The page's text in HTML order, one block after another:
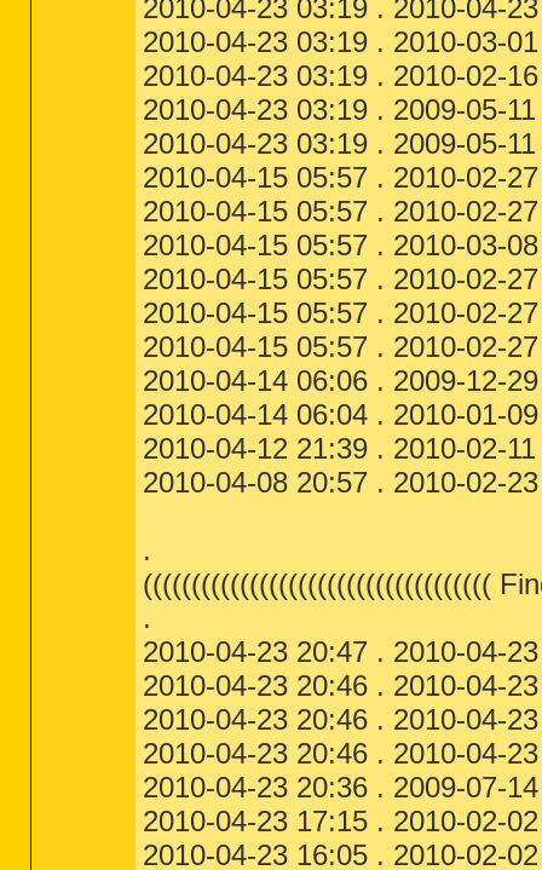
2010-04-23 03:19 . 2010-04-
2010-04-23 03:19 . 2010-03-
2010-04-23 03:19 . 2010-02-
2010-04-23 03:19 . 2009-05-
2010-04-23 03:19 . 2009-05-
2010-04-15 05:57 . 2010-02-
2010-04-15 05:57 . 2010-02-
2010-04-15 05:57 . 2010-03-
2010-04-15 05:57 . 2010-02-
2010-04-15 05:57 . 2010-02-
2010-04-15 05:57 . 2010-02-
2010-04-14 06:06 . 2009-12-
2010-04-14 06:04 . 2010-01-
2010-04-12 21:39 . 2010-02-
2010-04-08 20:57 . 2010-02-
.
((((((((((((((((((((((((((((((((((((
.
2010-04-23 20:47 . 2010-04-
2010-04-23 20:46 . 2010-04-
2010-04-23 20:46 . 2010-04-
2010-04-23 20:46 . 2010-04-
2010-04-23 20:36 . 2009-07-
2010-04-23 17:15 . 2010-02-
2010-04-23 16:05 . 2010-02-